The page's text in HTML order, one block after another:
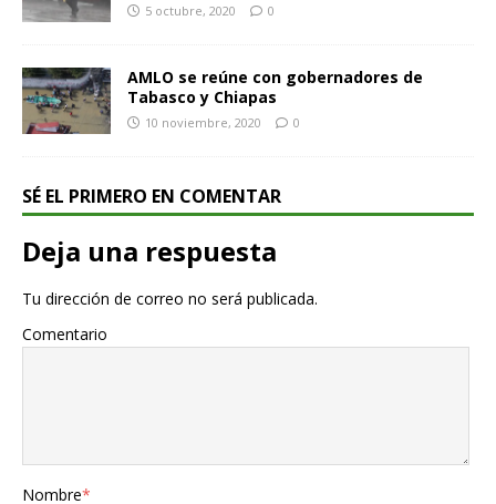
5 octubre, 2020 0
AMLO se reúne con gobernadores de
Tabasco y Chiapas
10 noviembre, 2020 0
SÉ EL PRIMERO EN COMENTAR
Deja una respuesta
Tu dirección de correo no será publicada.
Comentario
Nombre*